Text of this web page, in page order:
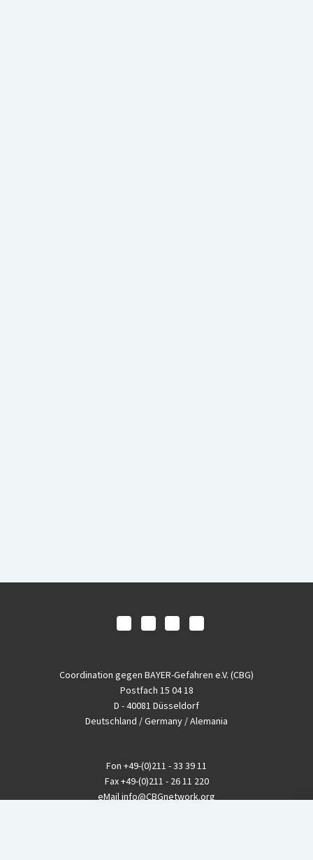
Coordination gegen BAYER-Gefahren e.V. (CBG)
Postfach 15 04 18
D - 40081 Düsseldorf
Deutschland / Germany / Alemania
Fon +49-(0)211 - 33 39 11
Fax+49-(0)211 - 26 11 220
eMailinfo@CBGnetwork.org